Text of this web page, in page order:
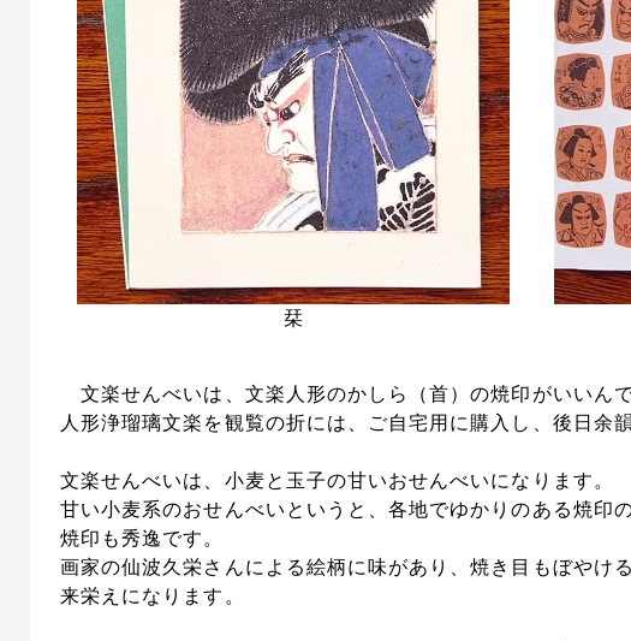
栞
文楽せんべいは、文楽人形のかしら（首）の焼印がいいん
人形浄瑠璃文楽を観覧の折には、ご自宅用に購入し、後日余
文楽せんべいは、小麦と玉子の甘いおせんべいになります。
甘い小麦系のおせんべいというと、各地でゆかりのある焼印
焼印も秀逸です。
画家の仙波久栄さんによる絵柄に味があり、焼き目もぼやけ
来栄えになります。